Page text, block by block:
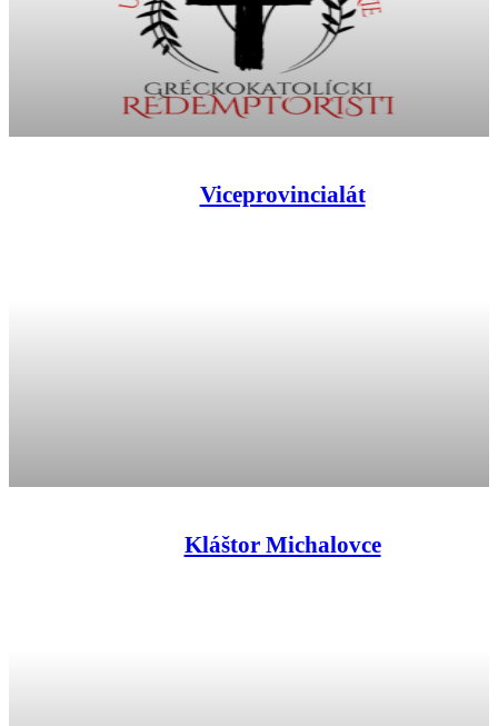
Viceprovincialát
Kláštor Michalovce